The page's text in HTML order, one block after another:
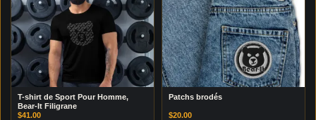
T-shirt de Sport Pour Homme,
Bear-It Filigrane
$41.00
Patchs brodés
$20.00